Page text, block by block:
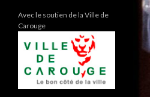
Avec le soutien de la Ville de
Carouge